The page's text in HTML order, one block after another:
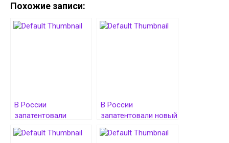
Похожие записи:
В России
запатентовали
систему для
диагностики
В России
запатентовали новый
способ простой
очистки воды от